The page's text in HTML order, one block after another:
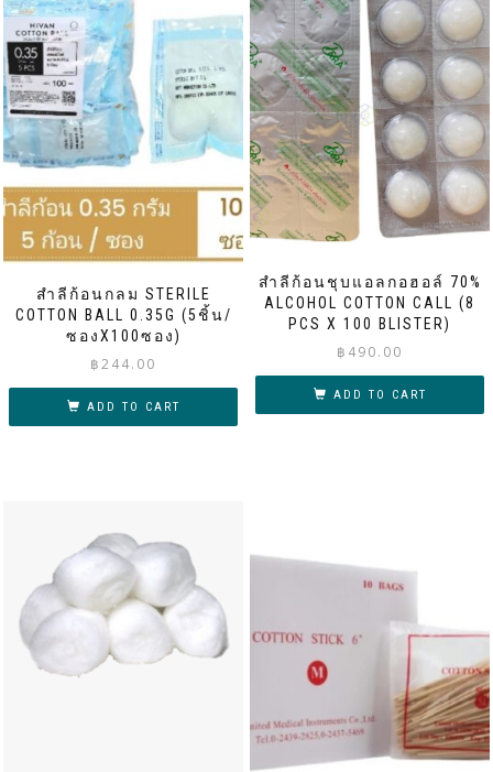
สำลีก้อนกลม STERILE
COTTON BALL 0.35G (5ชิ้น/
ซองX100ซอง)
฿244.00
ADD TO CART
สำลีก้อนชุบแอลกอฮอล์ 70%
ALCOHOL COTTON CALL (8
PCS X 100 BLISTER)
฿ 490.00
ADD TO CART